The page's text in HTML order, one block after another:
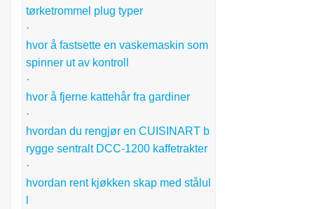
tørketrommel plug typer
·
hvor å fastsette en vaskemaskin som
spinner ut av kontroll
·
hvor å fjerne kattehår fra gardiner
·
hvordan du rengjør en CUISINART b
rygge sentralt DCC-1200 kaffetrakter
·
hvordan rent kjøkken skap med stålul